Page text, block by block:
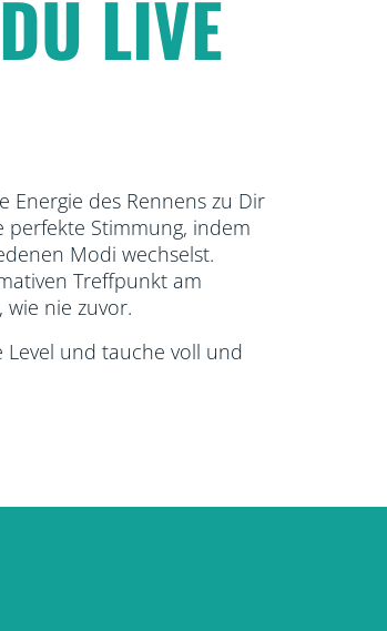
LIVE
Energie des Rennens zu Dir
perfekte Stimmung, indem
Modi wechselst.
Treffpunkt am
nie zuvor.
Level und tauche voll und